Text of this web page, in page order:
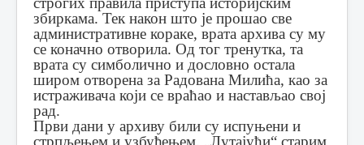
збиркама. Тек након што је прошао све
административне кораке, врата архива су му
се коначно отворила. Од тог тренутка, та
врата су симболично и дословно остала
широм отворена за Радована Милића, као за
истраживача који се враћао и настављао свој
рад.
Први дани у архиву били су испуњени и
стрпљењем и узбуђењем. „Лутајући“ старим